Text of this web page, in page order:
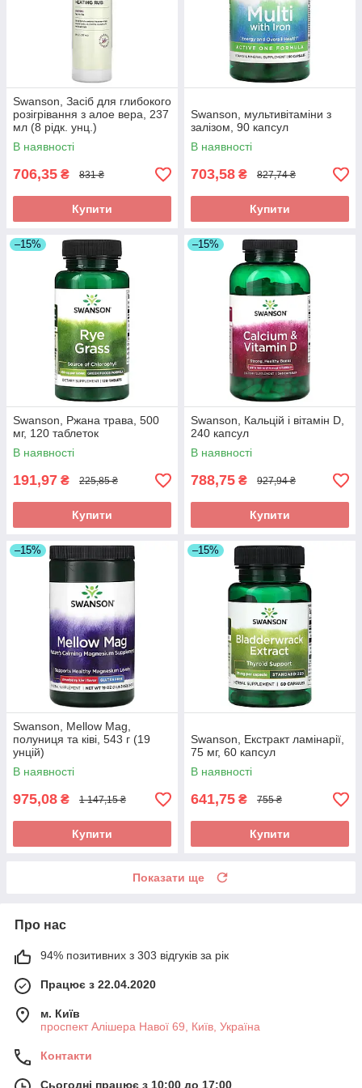
Swanson, Засіб для глибокого
розігрівання з алое вера, 237
мл (8 рідк. унц.)
В наявності
706,35 ₴ 831 ₴
Купити
Swanson, мультивітаміни з
залізом, 90 капсул
В наявності
703,58 ₴ 827,74 ₴
Купити
–15%
Swanson, Ржана трава, 500
мг, 120 таблеток
В наявності
191,97 ₴ 225,85 ₴
Купити
–15%
Swanson, Кальцій і вітамін D,
240 капсул
В наявності
788,75 ₴ 927,94 ₴
Купити
–15%
Swanson, Mellow Mag,
полуниця та ківі, 543 г (19
унцій)
В наявності
975,08 ₴ 1 147,15 ₴
Купити
–15%
Swanson, Екстракт ламінарії,
75 мг, 60 капсул
В наявності
641,75 ₴ 755 ₴
Купити
Показати ще
Про нас
94% позитивних з 303 відгуків за рік
Працює з 22.04.2020
м. Київ
проспект Алішера Навої 69, Київ, Україна
Контакти
Сьогодні працює з 10:00 до 17:00